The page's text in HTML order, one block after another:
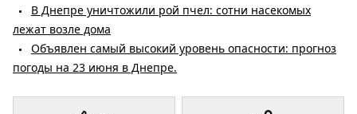
В Днепре уничтожили рой пчел: сотни насекомых
лежат возле дома
Объявлен самый высокий уровень опасности: прогноз
погоды на 23 июня в Днепре.